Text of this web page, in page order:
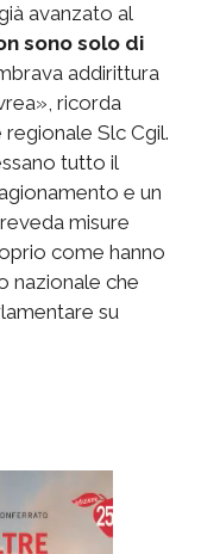
avanzato al
sono solo di
addirittura
ricorda
Slc Cgil.
tutto il
e un
misure
come hanno
nazionale che
su